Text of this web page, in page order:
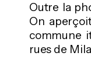
Outre la
On
commune
rues de